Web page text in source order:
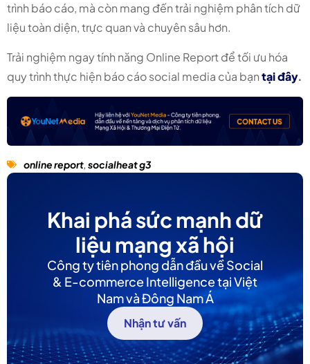
trình báo cáo, mà còn mang đến trải nghiệm phân tích dữ
liệu toàn diện, trực quan và chuyên sâu hơn.
Trải nghiệm ngay tính năng Online Report để tối ưu hóa
quy trình thực hiện báo cáo social media của bạntại đây.
online report, socialheat g3
Khai phá sức mạnh dữ
liệu mạng xã hội
Công ty tiên phong dẫn đầu về Social
& E-commerce Intelligence tại Việt
Nam và Đông Nam Á
Nhận tư vấn